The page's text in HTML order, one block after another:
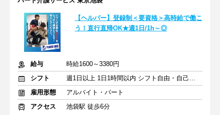
【ヘルパー】登録制＜要資格＞高時給で働こ
う！直行直帰OK★週1日/1h～◎
給与
時給1600～3380円
シフト
週1日以上 1日1時間以内 シフト自由・自己申告
雇用形態
アルバイト・パート
アクセス
池袋駅 徒歩6分